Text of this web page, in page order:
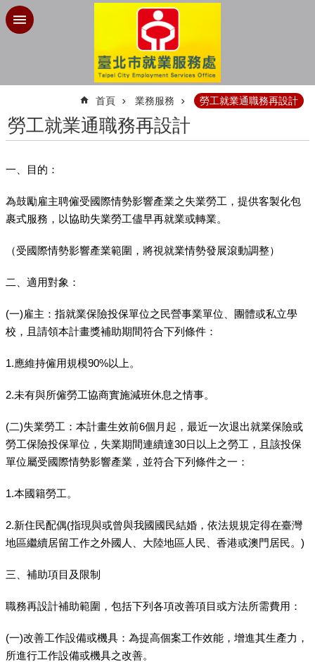
跳到主要內容區塊
首頁 業務服務 勞工就業通職務再設計
勞工就業通職務再設計
一、目的：
為鼓勵雇主聘僱受國際情勢影響產業之失業勞工，提供客製化包
裹式服務，以協助失業勞工儘早再就業或轉業。
（受國際情勢影響產業範圍，將視就業情勢發展滾動調整）
二、適用對象：
(一)雇主：指就業保險投保單位之民營事業單位、團體或私立學
校，且請領本計畫獎補助期間符合下列條件：
1.應維持僱用規模90%以上。
2.未有與所僱勞工協商實施減班休息之情事。
(二)失業勞工：本計畫生效前6個月起，最近一次退出就業保險或
勞工保險投保單位，失業期間連續達30日以上之勞工，且該投保
單位屬受國際情勢影響產業，並符合下列條件之一：
1.本國籍勞工。
2.新住民配偶(指現與或曾與我國國民結婚，依法規規定得在臺灣
地區繼續居留工作之外國人、大陸地區人民、香港或澳門居民。)
三、補助項目及限制
職務再設計補助範圍，包括下列各項改善項目或方法所需費用：
(一)改善工作設備或機具：為提高個案工作效能，增進其生產力，
所進行工作設備或機具之改善。